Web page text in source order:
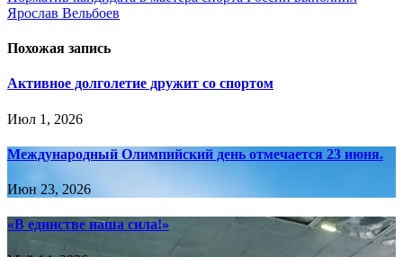
по
Ярослав Вельбоев
Похожая запись
Активное долголетие дружит со спортом
Июл 1, 2026
Международный Олимпийский день отмечается 23 июня.
Июн 23, 2026
«В единстве наша сила!»